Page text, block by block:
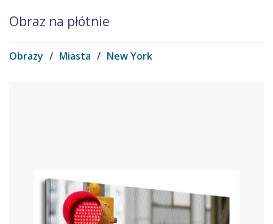
Obraz na płótnie
Obrazy / Miasta / New York